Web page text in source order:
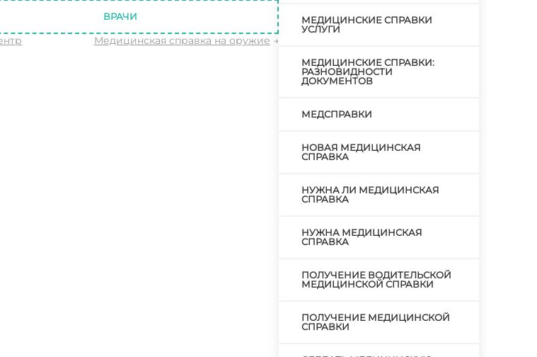
ВРАЧИ
Медицинская справка на оружие →
МЕДИЦИНСКИЕ СПРАВКИ
УСЛУГИ
МЕДИЦИНСКИЕ СПРАВКИ:
РАЗНОВИДНОСТИ
ДОКУМЕНТОВ
МЕДСПРАВКИ
НОВАЯ МЕДИЦИНСКАЯ
СПРАВКА
НУЖНА ЛИ МЕДИЦИНСКАЯ
СПРАВКА
НУЖНА МЕДИЦИНСКАЯ
СПРАВКА
ПОЛУЧЕНИЕ ВОДИТЕЛЬСКОЙ
МЕДИЦИНСКОЙ СПРАВКИ
ПОЛУЧЕНИЕ МЕДИЦИНСКОЙ
СПРАВКИ